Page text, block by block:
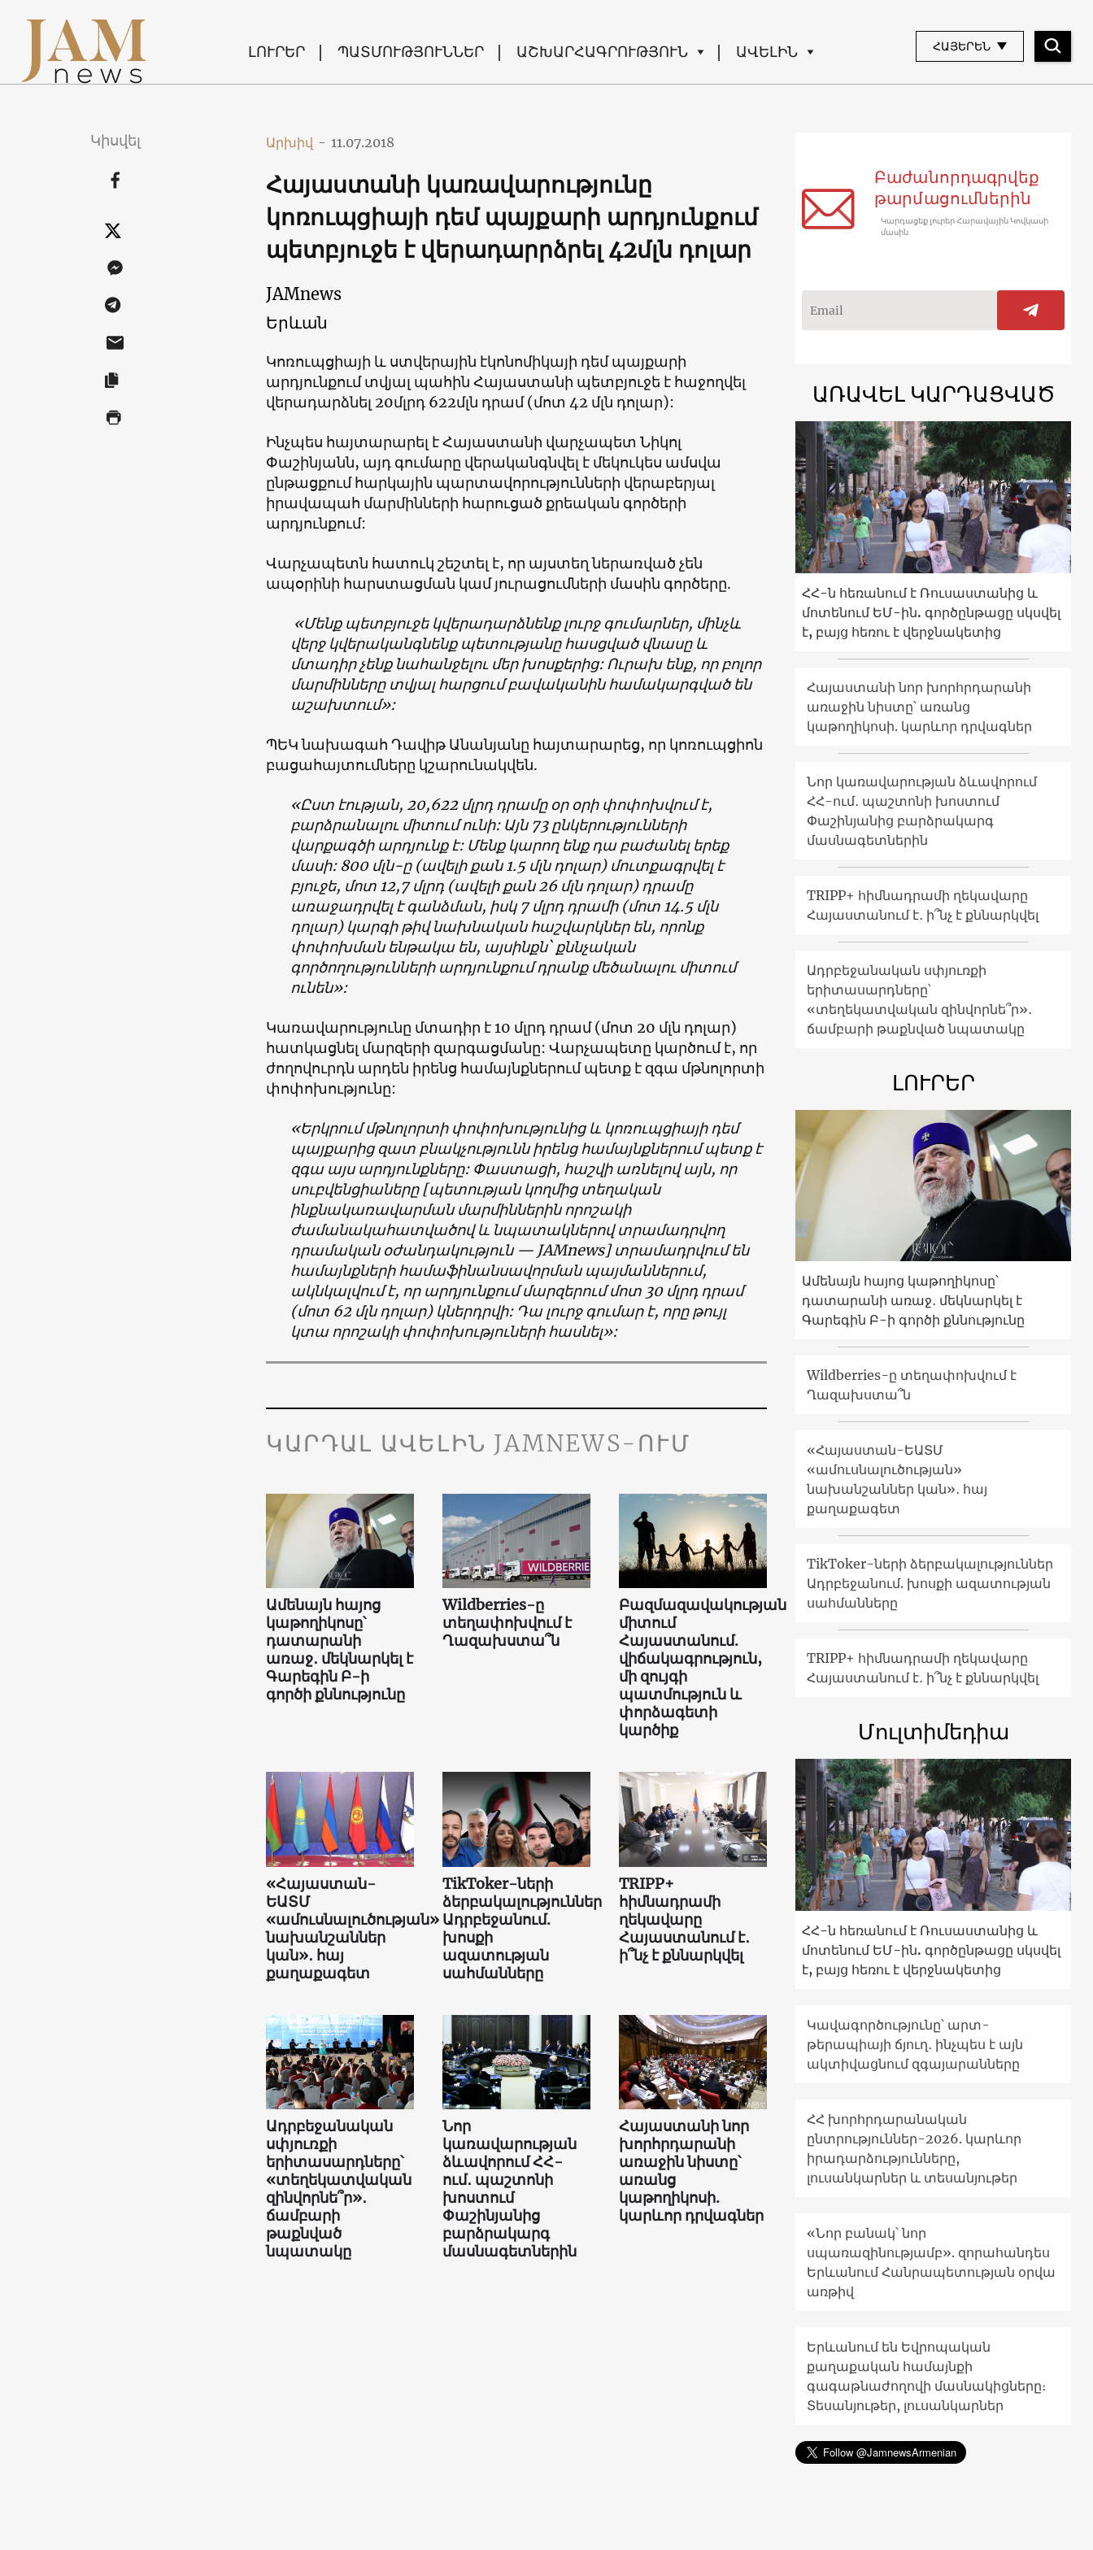
ԼՈՒՐԵՐ ՊԱՏՄՈՒԹՅՈՒՆՆԵՐ ԱՇԽԱՐՀԱԳՐՈՒԹՅՈՒՆ ԱՎԵԼԻՆ ՀԱՅԵՐԵՆ
Կիսվել Արխիվ - 11.07.2018
Հայաստանի կառավարությունը
կոռուպցիայի դեմ պայքարի արդյունքում
պետբյուջե է վերադարրձրել 42մլն դոլար
JAMnews
Երևան
Կոռուպցիայի և ստվերային էկոնոմիկայի դեմ պայքարի
արդյունքում տվյալ պահին Հայաստանի պետբյուջե է հաջողվել
վերադարձնել 20մլրդ 622մլն դրամ (մոտ 42 մլն դոլար):
Ինչպես հայտարարել է Հայաստանի վարչապետ Նիկոլ
Փաշինյանն, այդ գումարը վերականգնվել է մեկուկես ամսվա
ընթացքում հարկային պարտավորությունների վերաբերյալ
իրավապահ մարմինների հարուցած քրեական գործերի
արդյունքում:
Վարչապետն հատուկ շեշտել է, որ այստեղ ներառված չեն
ապօրինի հարստացման կամ յուրացումների մասին գործերը.
«Մենք պետբյուջե կվերադարձնենք լուրջ գումարներ, մինչև
վերջ կվերականգնենք պետությանը հասցված վնասը և
մտադիր չենք նահանջելու մեր խոսքերից: Ուրախ ենք, որ բոլոր
մարմինները տվյալ հարցում բավականին համակարգված են
աշախտում»:
ՊԵԿ նախագահ Դավիթ Անանյանը հայտարարեց, որ կոռուպցիոն
բացահայտումները կշարունակվեն.
«Ըստ էության, 20,622 մլրդ դրամը օր օրի փոփոխվում է,
բարձրանալու միտում ունի: Այն 73 ընկերությունների
վարքագծի արդյունք է: Մենք կարող ենք դա բաժանել երեք
մասի: 800 մլն-ը (ավելի քան 1.5 մլն դոլար) մուտքագրվել է
բյուջե, մոտ 12,7 մլրդ (ավելի քան 26 մլն դոլար) դրամը
առաջադրվել է գանձման, իսկ 7 մլրդ դրամի (մոտ 14.5 մլն
դոլար) կարգի թիվ նախնական հաշվարկներ են, որոնք
փոփոխման ենթակա են, այսինքն` քննչական
գործողությունների արդյունքում դրանք մեծանալու միտում
ունեն»:
Կառավարությունը մտադիր է 10 մլրդ դրամ (մոտ 20 մլն դոլար)
հատկացնել մարզերի զարգացմանը: Վարչապետը կարծում է, որ
ժողովուրդն արդեն իրենց համայնքներում պետք է զգա մթնոլորտի
փոփոխությունը:
«Երկրում մթնոլորտի փոփոխությունից և կոռուպցիայի դեմ
պայքարից զատ բնակչությունն իրենց համայնքներում պետք է
զգա այս արդյունքները: Փաստացի, հաշվի առնելով այն, որ
սուբվենցիաները [պետության կողմից տեղական
ինքնակառավարման մարմիններին որոշակի
ժամանակահատվածով և նպատակներով տրամադրվող
դրամական օժանդակություն — JAMnews] տրամադրվում են
համայնքների համաֆինանսավորման պայմաններում,
ակնկալվում է, որ արդյունքում մարզերում մոտ 30 մլրդ դրամ
(մոտ 62 մլն դոլար) կներդրվի: Դա լուրջ գումար է, որը թույլ
կտա որոշակի փոփոխություների հասնել»:
ԿԱՐԴԱԼ ԱՎԵԼԻՆ JAMNEWS-ՈՒՄ
Ամենայն հայոց
կաթողիկոսը՝
դատարանի
առաջ․ մեկնարկել է
Գարեգին Բ-ի
գործի քննությունը
Wildberries-ը
տեղափոխվում է
Ղազախստա՞ն
Բազմազավակության
միտում
Հայաստանում.
վիճակագրություն,
մի զույգի
պատմություն և
փորձագետի
կարծիք
«Հայաստան-
ԵԱՏՄ
«ամուսնալուծության»
նախանշաններ
կան»․ հայ
քաղաքագետ
TikToker-ների
ձերբակալություններ
Ադրբեջանում.
խոսքի
ազատության
սահմանները
TRIPP+
հիմնադրամի
ղեկավարը
Հայաստանում է․
ի՞նչ է քննարկվել
Ադրբեջանական
սփյուռքի
երիտասարդները՝
«տեղեկատվական
զինվորնե՞ր»․
ճամբարի
թաքնված
նպատակը
Նոր
կառավարության
ձևավորում ՀՀ-
ում․ պաշտոնի
խոստում
Փաշինյանից
բարձրակարգ
մասնագետներին
Հայաստանի նոր
խորհրդարանի
առաջին նիստը՝
առանց
կաթողիկոսի.
կարևոր դրվագներ
Բաժանորդագրվեք
թարմացումներին
Կարդացեք լուրեր Հարավային Կովկասի
մասին
ԱՌԱՎԵԼ ԿԱՐԴԱՑՎԱԾ
ՀՀ-ն հեռանում է Ռուսաստանից և
մոտենում ԵՄ-ին. գործընթացը սկսվել
է, բայց հեռու է վերջնակետից
Հայաստանի նոր խորհրդարանի
առաջին նիստը՝ առանց
կաթողիկոսի. կարևոր դրվագներ
Նոր կառավարության ձևավորում
ՀՀ-ում․ պաշտոնի խոստում
Փաշինյանից բարձրակարգ
մասնագետներին
TRIPP+ հիմնադրամի ղեկավարը
Հայաստանում է․ ի՞նչ է քննարկվել
Ադրբեջանական սփյուռքի
երիտասարդները՝
«տեղեկատվական զինվորնե՞ր»․
ճամբարի թաքնված նպատակը
ԼՈՒՐԵՐ
Ամենայն հայոց կաթողիկոսը՝
դատարանի առաջ․ մեկնարկել է
Գարեգին Բ-ի գործի քննությունը
Wildberries-ը տեղափոխվում է
Ղազախստա՞ն
«Հայաստան-ԵԱՏՄ
«ամուսնալուծության»
նախանշաններ կան»․ հայ
քաղաքագետ
TikToker-ների ձերբակալություններ
Ադրբեջանում. խոսքի ազատության
սահմանները
TRIPP+ հիմնադրամի ղեկավարը
Հայաստանում է․ ի՞նչ է քննարկվել
Մուլտիմեդիա
ՀՀ-ն հեռանում է Ռուսաստանից և
մոտենում ԵՄ-ին. գործընթացը սկսվել
է, բայց հեռու է վերջնակետից
Կավագործությունը՝ արտ-
թերապիայի ճյուղ․ ինչպես է այն
ակտիվացնում զգայարանները
ՀՀ խորհրդարանական
ընտրություններ-2026. կարևոր
իրադարձությունները,
լուսանկարներ և տեսանյութեր
«Նոր բանակ՝ նոր
սպառազինությամբ». զորահանդես
Երևանում Հանրապետության օրվա
առթիվ
Երևանում են Եվրոպական
քաղաքական համայնքի
գագաթնաժողովի մասնակիցները։
Տեսանյութեր, լուսանկարներ